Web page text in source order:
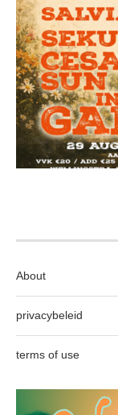
About
privacybeleid
terms of use